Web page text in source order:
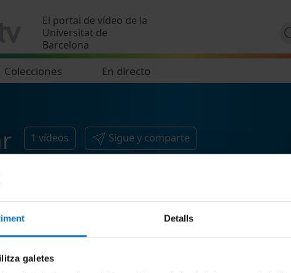
Detalls
galetes
El portal de vídeo de la
Universitat de
Barcelona
Colecciones En directo
1 vídeos Sigue y comparte